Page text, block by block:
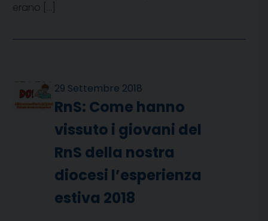
erano […]
29 Settembre 2018
RnS: Come hanno
vissuto i giovani del
RnS della nostra
diocesi l’esperienza
estiva 2018